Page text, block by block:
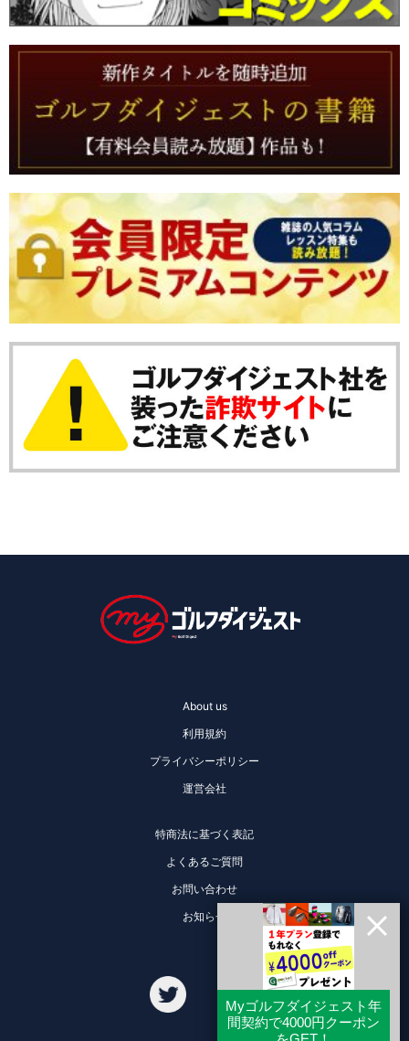
About us
利用規約
プライバシーポリシー
運営会社
特商法に基づく表記
よくあるご質問
お問い合わせ
お知らせ